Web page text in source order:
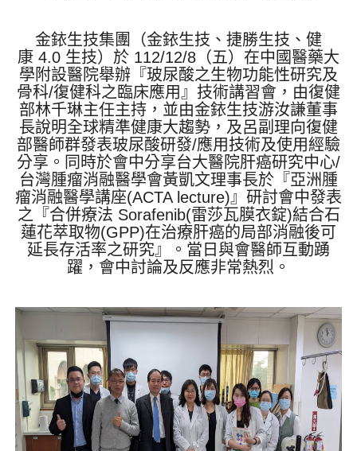
金銥生技集團（金銥生技、捷勝生技、健
康 4.0 生技）於 112/12/8 （五）在中國醫藥大
學附設醫院舉辦『玻尿酸之生物功能性研究及
骨科/復健科之臨床應用』技術講習會，由復健
部林千琳主任主持，並由金銥生技游汝謙董事
長說明全球精準健康大趨勢，及呂副理向復健
部醫師群發表玻尿酸研發/應用技術及使用經驗
分享。同時於會中分享台大醫院肝癌研究中心/
台灣腫瘤消融醫學會黃凱文理事長於『亞洲腫
瘤消融醫學講座(ACTA lecture)』研討會中發表
之『合併療法 Sorafenib(雷莎瓦膜衣錠)結合石
蓮花萃取物(GPP)在治療肝癌的局部消融後可
延長存活率之研究』。當日與會醫師互動踴
躍，會中討論及反應非常熱烈。